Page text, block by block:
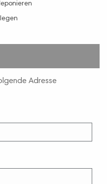
Adresse